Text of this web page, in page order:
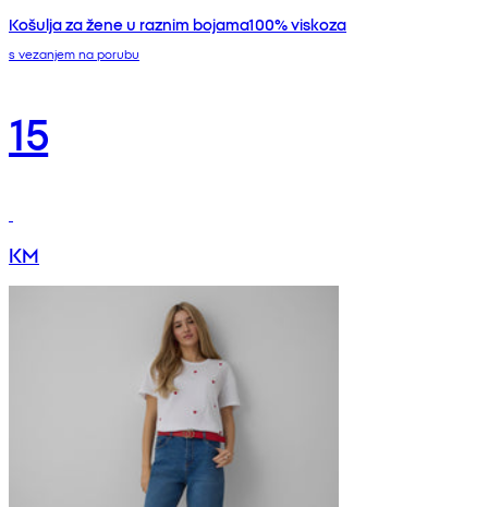
Košulja za žene u raznim bojama100% viskoza
s vezanjem na porubu
15
KM